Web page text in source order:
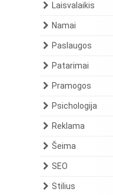
Laisvalaikis
Namai
Paslaugos
Patarimai
Pramogos
Psichologija
Reklama
Šeima
SEO
Stilius